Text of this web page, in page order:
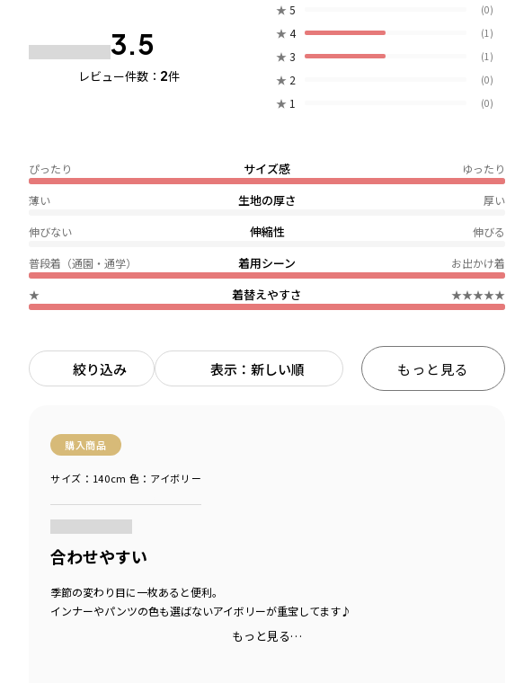
3.5
レビュー件数： 2件
★ 5 (0)
★ 4 (1)
★ 3 (1)
★ 2 (0)
★ 1 (0)
サイズ感
ぴったり ゆったり
生地の厚さ
薄い 厚い
伸縮性
伸びない 伸びる
着用シーン
普段着（通園・通学） お出かけ着
着替えやすさ
★ ★★★★★
絞り込み 表示：新しい順 もっと見る
購入商品
サイズ：140cm 色：アイボリー
合わせやすい
季節の変わり目に一枚あると便利。
インナーやパンツの色も選ばないアイボリーが重宝してます♪
もっと見る…